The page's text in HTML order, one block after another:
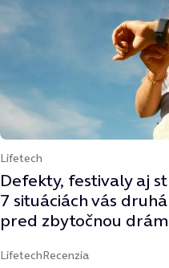
Lifetech
Defekty, festivaly aj
7 situáciách vás
pred zbytočnou
LifetechRecenzia